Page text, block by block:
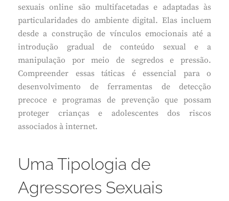
sexuais online são multifacetadas e adaptadas às
particularidades do ambiente digital. Elas incluem
desde a construção de vínculos emocionais até a
introdução gradual de conteúdo sexual e a
manipulação por meio de segredos e pressão.
Compreender essas táticas é essencial para o
desenvolvimento de ferramentas de detecção
precoce e programas de prevenção que possam
proteger crianças e adolescentes dos riscos
associados à internet.
Uma Tipologia de
Agressores Sexuais